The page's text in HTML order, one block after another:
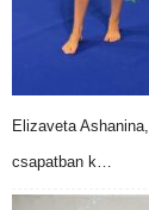
Elizaveta
csapatban k…